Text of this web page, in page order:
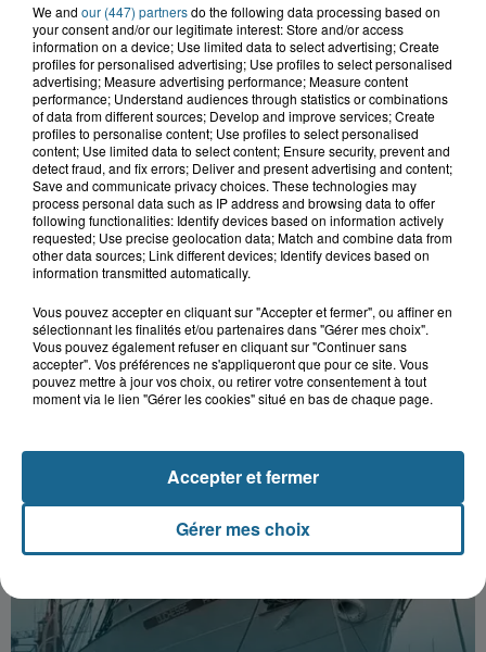
5 août 2026
Boulogne-sur-Mer : un obus ramené
dans un camp de gens du voyage
5 août 2026
Berck : une fillette de 5 ans percutée
par une voiture
NOS AUTRES PODCASTS
We and our (447) partnersdo the following data processing based on
your consent and/or our legitimate interest: Store and/or access
information on a device; Use limited data to select advertising; Create
profiles for personalised advertising; Use profiles to select personalised
advertising; Measure advertising performance; Measure content
performance; Understand audiences through statistics or combinations
of data from different sources; Develop and improve services; Create
profiles to personalise content; Use profiles to select personalised
content; Use limited data to select content; Ensure security, prevent and
detect fraud, and fix errors; Deliver and present advertising and content;
Save and communicate privacy choices. These technologies may
process personal data such as IP address and browsing data to offer
following functionalities: Identify devices based on information actively
requested; Use precise geolocation data; Match and combine data from
other data sources; Link different devices; Identify devices based on
information transmitted automatically.
Vous pouvez accepter en cliquant sur "Accepter et fermer", ou affiner en
sélectionnant les finalités et/ou partenaires dans "Gérer mes choix".
Vous pouvez également refuser en cliquant sur "Continuer sans
accepter". Vos préférences ne s'appliqueront que pour ce site. Vous
pouvez mettre à jour vos choix, ou retirer votre consentement à tout
moment via le lien "Gérer les cookies" situé en bas de chaque page.
Gérer mes choix
Accepter et fermer